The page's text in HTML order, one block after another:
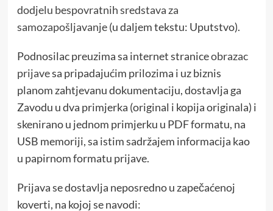
dodjelu bespovratnih sredstava za
samozapošljavanje(u daljem tekstu: Uputstvo).
Podnosilac preuzima sa internet straniceobrazac
prijavesa pripadajućim prilozima i uz biznis
planom zahtjevanu dokumentaciju, dostavlja ga
Zavodu u dva primjerka (original i kopija originala) i
skenirano u jednom primjerku u PDF formatu, na
USB memoriji, sa istim sadržajem informacija kao
u papirnom formatu prijave.
Prijava se dostavlja neposredno u zapečaćenoj
koverti, na kojoj se navodi: